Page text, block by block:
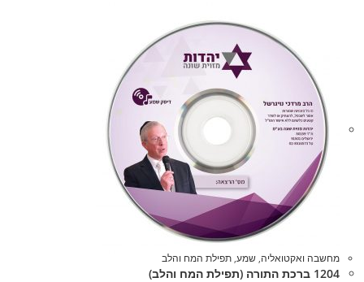
מחשבה ואקטואליה, שמע, תפילת המח והלב
1204 ברכת התורה (תפילת המח והלב)